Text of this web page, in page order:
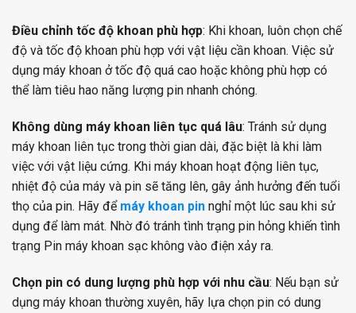
Điều chỉnh tốc độ khoan phù hợp: Khi khoan, luôn chọn chế
độ và tốc độ khoan phù hợp với vật liệu cần khoan. Việc sử
dụng máy khoan ở tốc độ quá cao hoặc không phù hợp có
thể làm tiêu hao năng lượng pin nhanh chóng.
Không dùng máy khoan liên tục quá lâu: Tránh sử dụng
máy khoan liên tục trong thời gian dài, đặc biệt là khi làm
việc với vật liệu cứng. Khi máy khoan hoạt động liên tục,
nhiệt độ của máy và pin sẽ tăng lên, gây ảnh hưởng đến tuổi
thọ của pin. Hãy để máy khoan pin nghỉ một lúc sau khi sử
dụng để làm mát. Nhờ đó tránh tình trạng pin hỏng khiến tình
trạng Pin máy khoan sạc không vào điện xảy ra.
Chọn pin có dung lượng phù hợp với nhu cầu: Nếu bạn sử
dụng máy khoan thường xuyên, hãy lựa chọn pin có dung